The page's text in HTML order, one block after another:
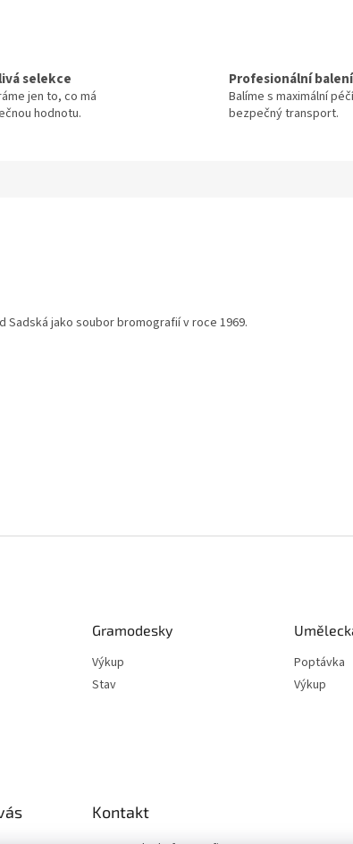
selekce
jen to, co má
hodnotu.
Profesionální balení
Balíme s maximální
bezpečný transport.
Sadská jako soubor bromografií v roce 1969.
Gramodesky
Výkup
Stav
Poptávka
Výkup
Kontakt